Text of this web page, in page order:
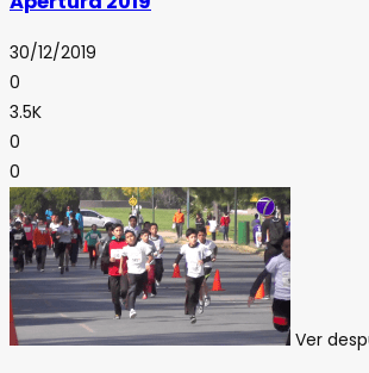
30/12/2019
0
3.5K
0
0
Ver